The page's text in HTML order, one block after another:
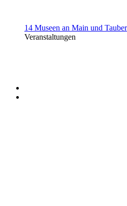
14 Museen an Main und Tauber
Veranstaltungen